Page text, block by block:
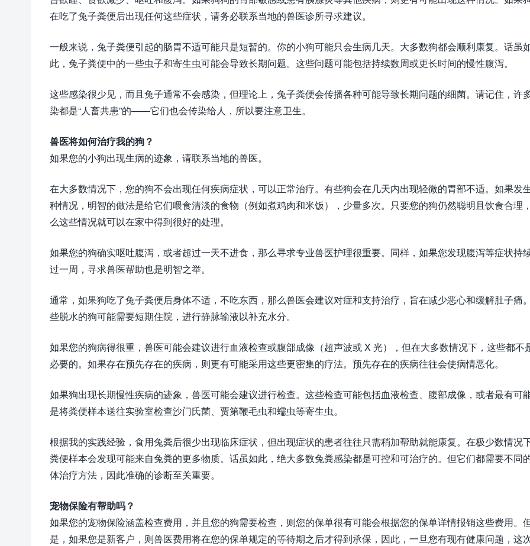
在吃了兔子粪便后出现任何这些症状，请务必联系当地的兽医诊所寻求建议。
一般来说，兔子粪便引起的肠胃不适可能只是短暂的。你的小狗可能只会生病几天。大多数狗都会顺利康复。话虽
此，兔子粪便中的一些虫子和寄生虫可能会导致长期问题。这些问题可能包括持续数周或更长时间的慢性腹泻。
这些感染很少见，而且兔子通常不会感染，但理论上，兔子粪便会传播各种可能导致长期问题的细菌。请记住，许
染都是“人畜共患”的——它们也会传染给人，所以要注意卫生。
兽医将如何治疗我的狗？
如果您的小狗出现生病的迹象，请联系当地的兽医。
在大多数情况下，您的狗不会出现任何疾病症状，可以正常治疗。有些狗会在几天内出现轻微的胃部不适。如果发
种情况，明智的做法是给它们喂食清淡的食物（例如煮鸡肉和米饭），少量多次。只要您的狗仍然聪明且饮食合理
么这些情况就可以在家中得到很好的处理。
如果您的狗确实呕吐腹泻，或者超过一天不进食，那么寻求专业兽医护理很重要。同样，如果您发现腹泻等症状持
过一周，寻求兽医帮助也是明智之举。
通常，如果狗吃了兔子粪便后身体不适，不吃东西，那么兽医会建议对症和支持治疗，旨在减少恶心和缓解肚子痛
些脱水的狗可能需要短期住院，进行静脉输液以补充水分。
如果您的狗病得很重，兽医可能会建议进行血液检查或腹部成像（超声波或 X 光），但在大多数情况下，这些都不
必要的。如果存在预先存在的疾病，则更有可能采用这些更密集的疗法。预先存在的疾病往往会使病情恶化。
如果狗出现长期慢性疾病的迹象，兽医可能会建议进行检查。这些检查可能包括血液检查、腹部成像，或者最有可
是将粪便样本送往实验室检查沙门氏菌、贾第鞭毛虫和蠕虫等寄生虫。
根据我的实践经验，食用兔粪后很少出现临床症状，但出现症状的患者往往只需稍加帮助就能康复。在极少数情况
粪便样本会发现可能来自兔粪的更多物质。话虽如此，绝大多数兔粪感染都是可控和可治疗的。但它们都需要不同
体治疗方法，因此准确的诊断至关重要。
宠物保险有帮助吗？
如果您的宠物保险涵盖检查费用，并且您的狗需要检查，则您的保单很有可能会根据您的保单详情报销这些费用。
是，如果您是新客户，则兽医费用将在您的保单规定的等待期之后才得到承保，因此，一旦您有现有健康问题，这